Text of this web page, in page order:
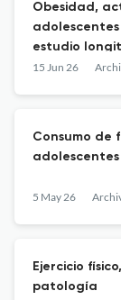
Obesidad,
adolescentes
estudio
15 Jun 26
Consumo de
adolescentes
5 May 26
Ejercicio
patología